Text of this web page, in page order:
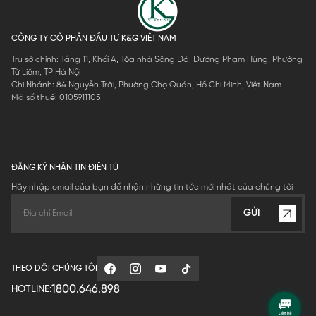
CÔNG TY CỔ PHẦN ĐẦU TƯ K&G VIỆT NAM
Trụ sở chính: Tầng 11, Khối A, Tòa nhà Sông Đà, Đường Phạm Hùng, Phường
Từ Liêm, TP Hà Nội
Chi Nhánh: 84 Nguyễn Trãi, Phường Chợ Quán, Hồ Chí Minh, Việt Nam
Mã số thuế: 0105911105
ĐĂNG KÝ NHẬN TIN ĐIỆN TỬ
Hãy nhập email của bạn để nhận những tin tức mới nhất của chúng tôi
GỬI
THEO DÕI CHÚNG TÔI
HOTLINE:1800.646.898